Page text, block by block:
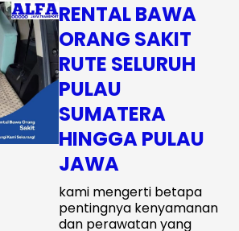
RENTAL BAWA
ORANG SAKIT
RUTE SELURUH
PULAU
SUMATERA
HINGGA PULAU
JAWA
kami mengerti betapa
pentingnya kenyamanan
dan perawatan yang